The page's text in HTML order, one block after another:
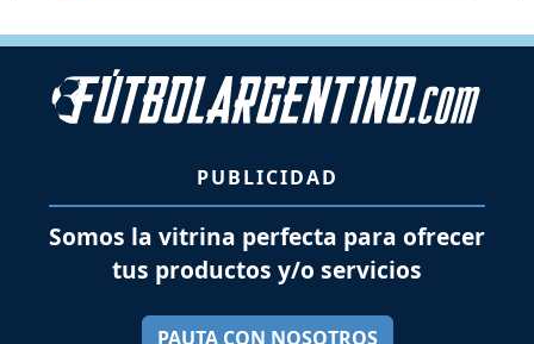
PUBLICIDAD
Somos la vitrina perfecta para ofrecer
tus productos y/o servicios
PAUTA CON NOSOTROS